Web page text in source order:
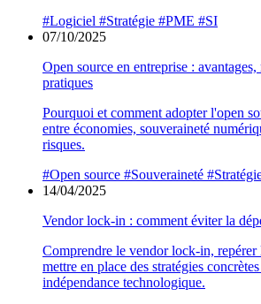
#Logiciel #Stratégie #PME #SI
07/10/2025
Open source en entreprise : avantages,
pratiques
Pourquoi et comment adopter l'open
entre économies, souveraineté
risques.
#Open source #Souveraineté
14/04/2025
Vendor lock-in : comment éviter la
Comprendre le vendor lock-in, repérer
mettre en place des stratégies
indépendance technologique.